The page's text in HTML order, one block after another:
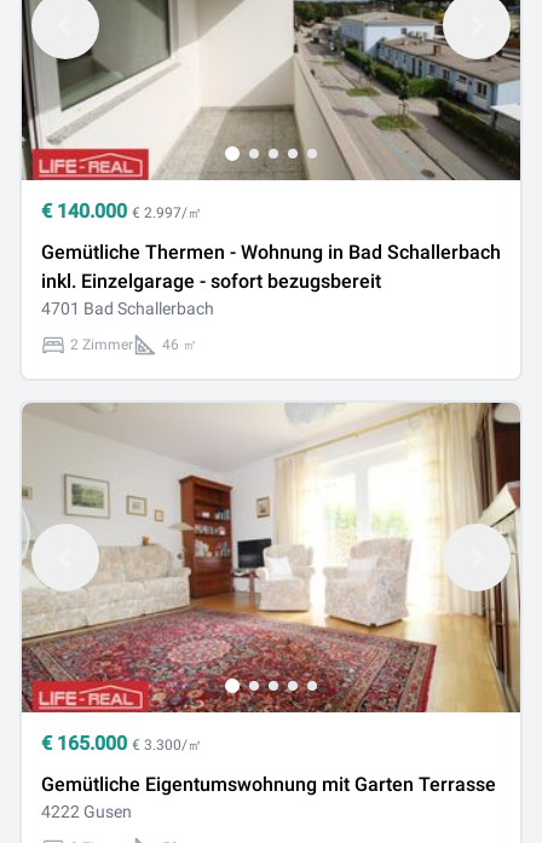
€ 140.000 € 2.997/㎡
Gemütliche Thermen - Wohnung in Bad Schallerbach
inkl. Einzelgarage - sofort bezugsbereit
4701 Bad Schallerbach
2 Zimmer 46 ㎡
€ 165.000 € 3.300/㎡
Gemütliche Eigentumswohnung mit Garten Terrasse
4222 Gusen